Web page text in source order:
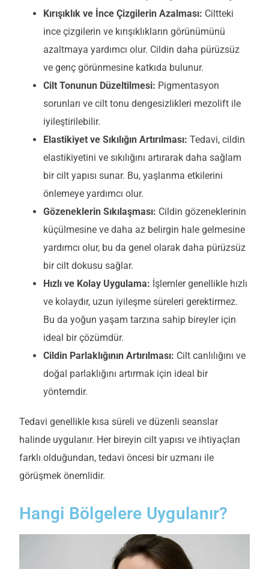
Kırışıklık ve İnce Çizgilerin Azalması: Ciltteki
ince çizgilerin ve kırışıklıkların görünümünü
azaltmaya yardımcı olur. Cildin daha pürüzsüz
ve genç görünmesine katkıda bulunur.
Cilt Tonunun Düzeltilmesi: Pigmentasyon
sorunları ve cilt tonu dengesizlikleri mezolift ile
iyileştirilebilir.
Elastikiyet ve Sıkılığın Artırılması: Tedavi, cildin
elastikiyetini ve sıkılığını artırarak daha sağlam
bir cilt yapısı sunar. Bu, yaşlanma etkilerini
önlemeye yardımcı olur.
Gözeneklerin Sıkılaşması: Cildin gözeneklerinin
küçülmesine ve daha az belirgin hale gelmesine
yardımcı olur, bu da genel olarak daha pürüzsüz
bir cilt dokusu sağlar.
Hızlı ve Kolay Uygulama: İşlemler genellikle hızlı
ve kolaydır, uzun iyileşme süreleri gerektirmez.
Bu da yoğun yaşam tarzına sahip bireyler için
ideal bir çözümdür.
Cildin Parlaklığının Artırılması: Cilt canlılığını ve
doğal parlaklığını artırmak için ideal bir
yöntemdir.
Tedavi genellikle kısa süreli ve düzenli seanslar
halinde uygulanır. Her bireyin cilt yapısı ve ihtiyaçları
farklı olduğundan, tedavi öncesi bir uzmanı ile
görüşmek önemlidir.
Hangi Bölgelere Uygulanır?